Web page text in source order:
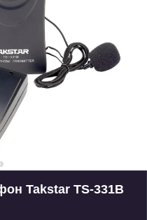
Takstar TS-331B